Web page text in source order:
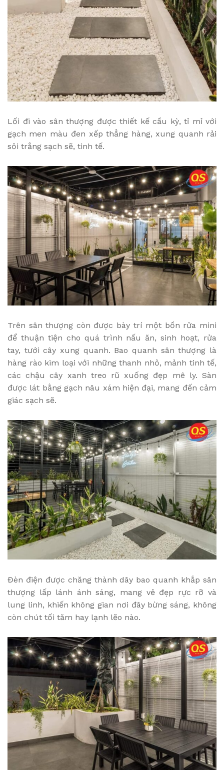
Lối đi vào sân thượng được thiết kế cầu kỳ, tỉ mỉ với
gạch men màu đen xếp thẳng hàng, xung quanh rải
sỏi trắng sạch sẽ, tinh tế.
Trên sân thượng còn được bày trí một bồn rửa mini
để thuận tiện cho quá trình nấu ăn, sinh hoạt, rửa
tay, tưới cây xung quanh. Bao quanh sân thượng là
hàng rào kim loại với những thanh nhỏ, mảnh tinh tế,
các chậu cây xanh treo rũ xuống đẹp mê ly. Sàn
được lát bằng gạch nâu xám hiện đại, mang đến cảm
giác sạch sẽ.
Đèn điện được chăng thành dây bao quanh khắp sân
thượng lấp lánh ánh sáng, mang vẻ đẹp rực rỡ và
lung linh, khiến không gian nơi đây bừng sáng, không
còn chút tối tăm hay lạnh lẽo nào.